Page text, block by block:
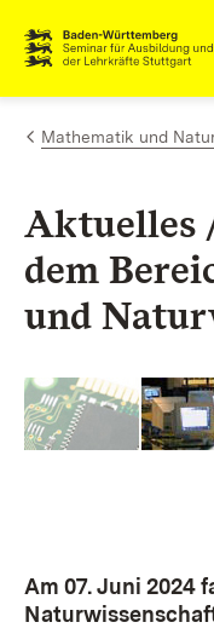
Zum Inhalt
Link zur Startseite
Mathematik und
Aktuelles
dem
und
Am 07. Juni 2024